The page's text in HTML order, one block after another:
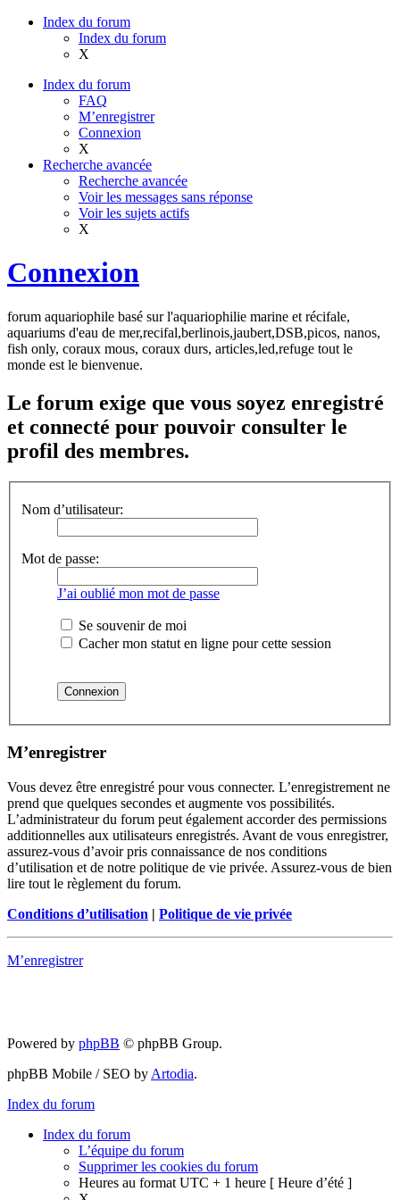
Index du forum
Index du forum
X
Index du forum
FAQ
M’enregistrer
Connexion
X
Recherche avancée
Recherche avancée
Voir les messages sans réponse
Voir les sujets actifs
X
Connexion
forum aquariophile basé sur l'aquariophilie marine et récifale,
aquariums d'eau de mer,recifal,berlinois,jaubert,DSB,picos, nanos,
fish only, coraux mous, coraux durs, articles,led,refuge tout le
monde est le bienvenue.
Le forum exige que vous soyez enregistré
et connecté pour pouvoir consulter le
profil des membres.
Nom d’utilisateur:
Mot de passe:
J’ai oublié mon mot de passe
Se souvenir de moi
Cacher mon statut en ligne pour cette session
M’enregistrer
Vous devez être enregistré pour vous connecter. L’enregistrement ne
prend que quelques secondes et augmente vos possibilités.
L’administrateur du forum peut également accorder des permissions
additionnelles aux utilisateurs enregistrés. Avant de vous enregistrer,
assurez-vous d’avoir pris connaissance de nos conditions
d’utilisation et de notre politique de vie privée. Assurez-vous de bien
lire tout le règlement du forum.
Conditions d’utilisation | Politique de vie privée
M’enregistrer
Powered by phpBB © phpBB Group.
phpBB Mobile / SEO by Artodia.
Index du forum
Index du forum
L’équipe du forum
Supprimer les cookies du forum
Heures au format UTC + 1 heure [ Heure d’été ]